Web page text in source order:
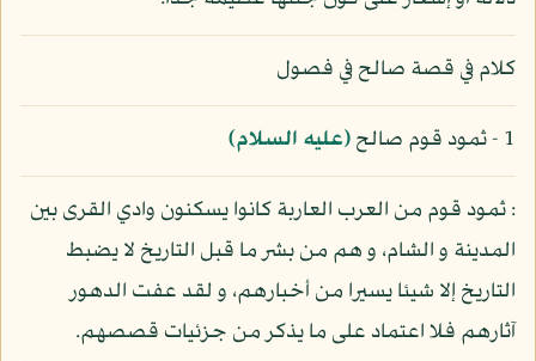
كلام في قصة صالح في فصول
1 - ثمود قوم صالح (عليه السلام)
: ثمود قوم من العرب العاربة كانوا يسكنون وادي القرى بين
المدينة و الشام، و هم من بشر ما قبل التاريخ لا يضبط
التاريخ إلا شيئا يسيرا من أخبارهم، و لقد عفت الدهور
آثارهم فلا اعتماد على ما يذكر من جزئيات قصصهم.